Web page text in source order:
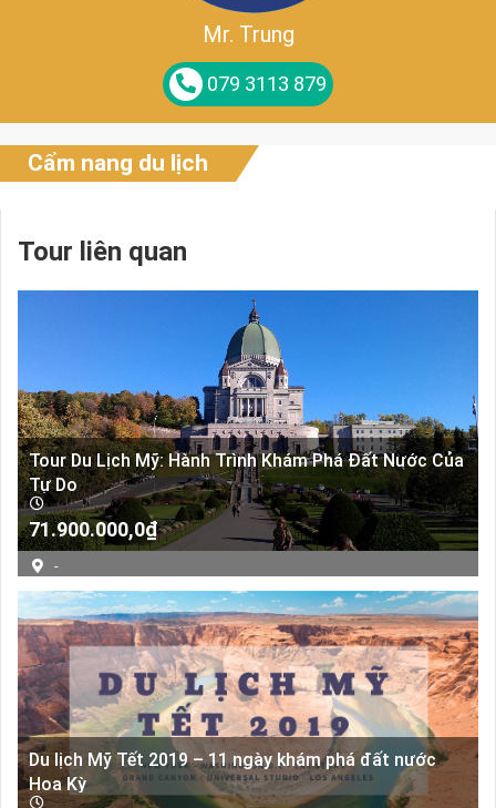
Mr. Trung
079 3113 879
Cẩm nang du lịch
Tour liên quan
Tour Du Lịch Mỹ: Hành Trình Khám Phá Đất Nước Của
Tự Do
71.900.000,0₫
-
Du lịch Mỹ Tết 2019 – 11 ngày khám phá đất nước
Hoa Kỳ